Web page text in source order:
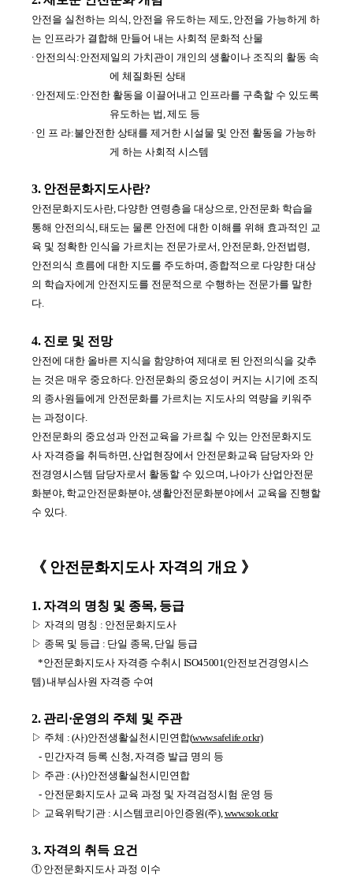
안전을 실천하는 의식, 안전을 유도하는 제도, 안전을 가능하게 하
는 인프라가 결합해 만들어 내는 사회적 문화적 산물
∙ 안전의식 :안전제일의 가치관이 개인의 생활이나 조직의 활동 속
에 체질화된 상태
∙ 안전제도:안전한 활동을 이끌어내고 인프라를 구축할 수 있도록
유도하는 법,제도 등
∙ 인 프 라:불안전한 상태를 제거한 시설물 및 안전 활동을 가능하
게 하는 사회적 시스템
3. 안전문화지도사란?
안전문화지도사란, 다양한 연령층을 대상으로, 안전문화 학습을
통해 안전의식,태도는 물론 안전에 대한 이해를 위해 효과적인 교
육 및 정확한 인식을 가르치는 전문가로서, 안전문화, 안전법령,
안전의식 흐름에 대한 지도를 주도하며, 종합적으로 다양한 대상
의 학습자에게 안전지도를 전문적으로 수행하는 전문가를 말한
다.
4. 진로 및 전망
안전에 대한 올바른 지식을 함양하여 제대로 된 안전의식을 갖추
는 것은 매우 중요하다. 안전문화의 중요성이 커지는 시기에 조직
의 종사원들에게 안전문화를 가르치는 지도사의 역량을 키워주
는 과정이다.
안전문화의 중요성과 안전교육을 가르칠 수 있는 안전문화지도
사 자격증을 취득하면,산업현장에서 안전문화교육 담당자와 안
전경영시스템 담당자로서 활동할 수 있으며, 나아가 산업안전문
화분야, 학교안전문화분야,생활안전문화분야에서 교육을 진행할
수 있다.
《 안전문화지도사 자격의 개요 》
1.자격의 명칭 및 종목, 등급
▷ 자격의 명칭 : 안전문화지도사
▷ 종목 및 등급 : 단일 종목, 단일 등급
*안전문화지도사 자격증 수취시 ISO45001(안전보건경영시스
템)내부심사원 자격증 수여
2. 관리 ·운영의 주체 및 주관
▷ 주체 : (사)안전생활실천시민연합(www.safelife.or.kr)
- 민간자격 등록 신청,자격증 발급 명의 등
▷ 주관 : (사)안전생활실천시민연합
- 안전문화지도사 교육 과정 및 자격검정시험 운영 등
▷ 교육위탁기관 : 시스템코리아인증원(주),www.sok.or.kr
3.자격의 취득 요건
① 안전문화지도사 과정 이수